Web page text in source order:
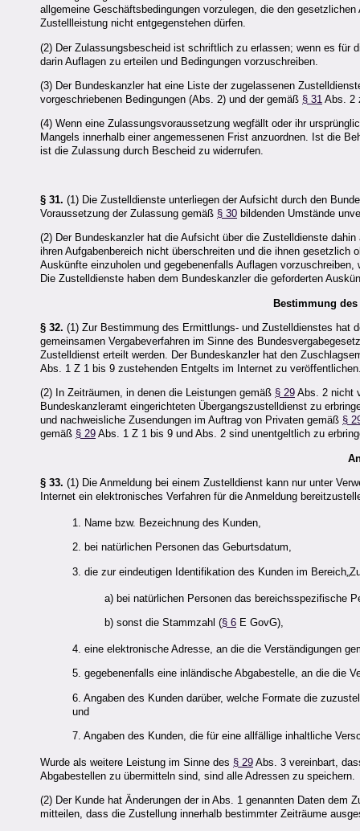
allgemeine Geschäftsbedingungen vorzulegen, die den
Zustellleistung nicht entgegenstehen dürfen.
(2) Der Zulassungsbescheid ist schriftlich zu erlassen; wenn es für
darin Auflagen zu erteilen und Bedingungen vorzuschreiben.
(3) Der Bundeskanzler hat eine Liste der zugelassenen
vorgeschriebenen Bedingungen (Abs. 2) und der gemäß § 31 Abs. 2
(4) Wenn eine Zulassungsvoraussetzung wegfällt oder ihr
Mangels innerhalb einer angemessenen Frist anzuordnen. Ist die
ist die Zulassung durch Bescheid zu widerrufen.
§ 31. (1) Die Zustelldienste unterliegen der Aufsicht durch den
Voraussetzung der Zulassung gemäß § 30 bildenden Umstände
(2) Der Bundeskanzler hat die Aufsicht über die Zustelldienste
ihren Aufgabenbereich nicht überschreiten und die ihnen
Auskünfte einzuholen und gegebenenfalls Auflagen
Die Zustelldienste haben dem Bundeskanzler die geforderten
Bestimmung
§ 32. (1) Zur Bestimmung des Ermittlungs- und Zustelldienstes hat
gemeinsamen Vergabeverfahren im Sinne des
Zustelldienst erteilt werden. Der Bundeskanzler hat den
Abs. 1 Z 1 bis 9 zustehenden Entgelts im Internet zu
(2) In Zeiträumen, in denen die Leistungen gemäß § 29 Abs. 2 nicht
Bundeskanzleramt eingerichteten Übergangszustelldienst zu
und nachweisliche Zusendungen im Auftrag von Privaten gemäß §
gemäß § 29 Abs. 1 Z 1 bis 9 und Abs. 2 sind unentgeltlich zu
§ 33. (1) Die Anmeldung bei einem Zustelldienst kann nur unter
Internet ein elektronisches Verfahren für die Anmeldung
1. Name bzw. Bezeichnung des Kunden,
2. bei natürlichen Personen das Geburtsdatum,
3. die zur eindeutigen Identifikation des Kunden im
a) bei natürlichen Personen das bereichsspezifische
b) sonst die Stammzahl (§ 6 E GovG),
4. eine elektronische Adresse, an die die Verständigungen
5. gegebenenfalls eine inländische Abgabestelle, an die die
6. Angaben des Kunden darüber, welche Formate die
und
7. Angaben des Kunden, die für eine allfällige inhaltliche
Wurde als weitere Leistung im Sinne des § 29 Abs. 3 vereinbart,
Abgabestellen zu übermitteln sind, sind alle Adressen zu speichern.
(2) Der Kunde hat Änderungen der in Abs. 1 genannten Daten dem
mitteilen, dass die Zustellung innerhalb bestimmter Zeiträume